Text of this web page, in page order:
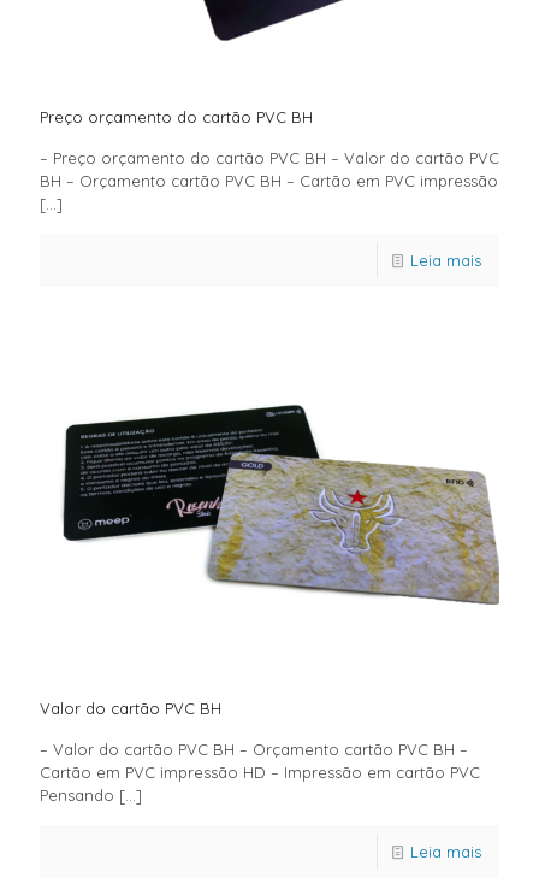
Preço orçamento do cartão PVC BH
– Preço orçamento do cartão PVC BH – Valor do cartão PVC
BH – Orçamento cartão PVC BH – Cartão em PVC impressão
[…]
Leia mais
Valor do cartão PVC BH
– Valor do cartão PVC BH – Orçamento cartão PVC BH –
Cartão em PVC impressão HD – Impressão em cartão PVC
Pensando […]
Leia mais